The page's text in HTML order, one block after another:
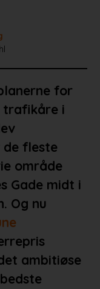
for
trafikåre i
de fleste
område
Gade midt i
Og nu
ambitiøse